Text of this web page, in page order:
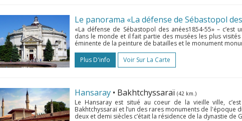
Le panorama «La défense de Sébastopol
«La défense de Sébastopol des anées1854-55» – c’est
dans le monde et il fait partie des musées les plus visités
éminente de la peinture de batailles et le monument
Plus D'info
Voir Sur La Carte
Hansaray • Bakhtchyssaraï (42 km.)
Le Hansaray est situé au coeur de la vieille ville,
Bakhtchyssaraï et l’un des rares monuments de l'époque
deux et demi siècles c’était la résidence de la dynastie de